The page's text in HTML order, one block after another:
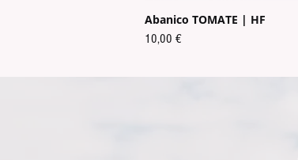
Abanico TOMATE | HF
Preis
10,00 €